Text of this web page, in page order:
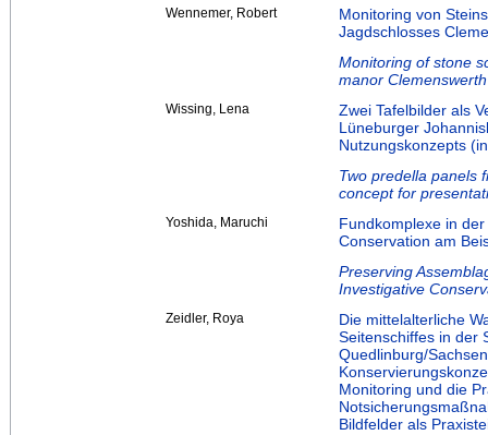
Wennemer, Robert
Monitoring von
Jagdschlosses
Monitoring of stone
manor Clemenswerth
Wissing, Lena
Zwei Tafelbilder als
Lüneburger
Nutzungskonzepts
Two predella panels
concept for
Yoshida, Maruchi
Fundkomplexe in
Conservation am
Preserving
Investigative
Zeidler, Roya
Die mittelalterliche
Seitenschiffes in der
Quedlinburg/
Monitoring und die
Bildfelder als